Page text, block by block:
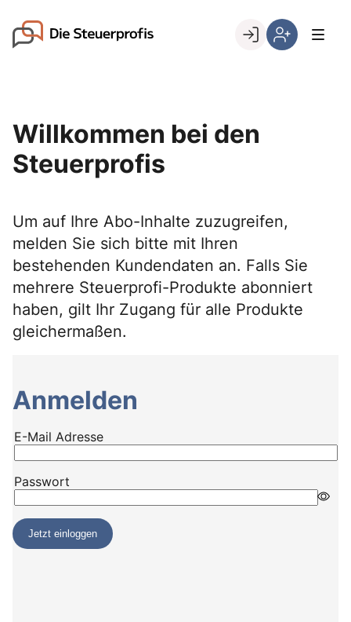
content
Go to landing page.
sind
Willkommen bei den
Steuerprofis
Um auf Ihre Abo-Inhalte zuzugreifen,
melden Sie sich bitte mit Ihren
bestehenden Kundendaten an. Falls Sie
mehrere Steuerprofi-Produkte abonniert
haben, gilt Ihr Zugang für alle Produkte
gleichermaßen.
Anmelden